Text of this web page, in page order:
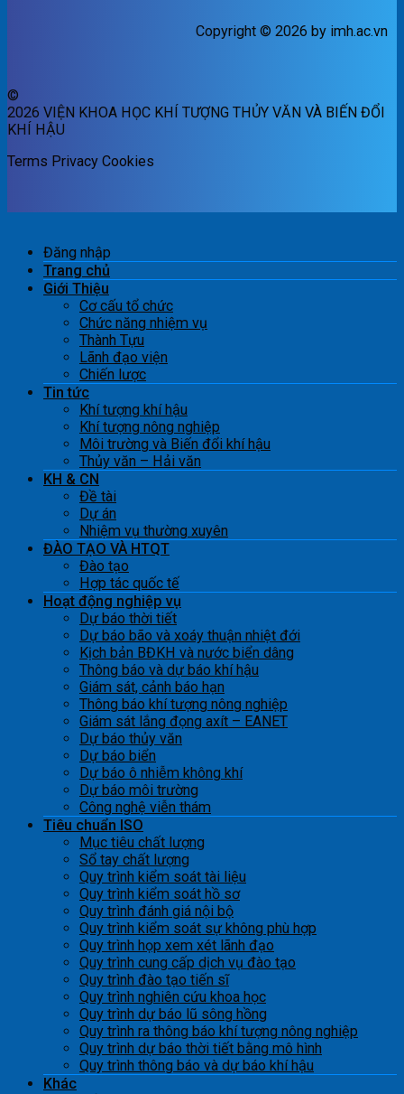
Copyright © 2026 by imh.ac.vn
©
2026 VIỆN KHOA HỌC KHÍ TƯỢNG THỦY VĂN VÀ BIẾN ĐỔI
KHÍ HẬU
Terms Privacy Cookies
Đăng nhập
Trang chủ
Giới Thiệu
Cơ cấu tổ chức
Chức năng nhiệm vụ
Thành Tựu
Lãnh đạo viện
Chiến lược
Tin tức
Khí tượng khí hậu
Khí tượng nông nghiệp
Môi trường và Biến đổi khí hậu
Thủy văn – Hải văn
KH & CN
Đề tài
Dự án
Nhiệm vụ thường xuyên
ĐÀO TẠO VÀ HTQT
Đào tạo
Hợp tác quốc tế
Hoạt động nghiệp vụ
Dự báo thời tiết
Dự báo bão và xoáy thuận nhiệt đới
Kịch bản BĐKH và nước biển dâng
Thông báo và dự báo khí hậu
Giám sát, cảnh báo hạn
Thông báo khí tượng nông nghiệp
Giám sát lắng đọng axít – EANET
Dự báo thủy văn
Dự báo biển
Dự báo ô nhiễm không khí
Dự báo môi trường
Công nghệ viễn thám
Tiêu chuẩn ISO
Mục tiêu chất lượng
Sổ tay chất lượng
Quy trình kiểm soát tài liệu
Quy trình kiểm soát hồ sơ
Quy trình đánh giá nội bộ
Quy trình kiểm soát sự không phù hợp
Quy trình họp xem xét lãnh đạo
Quy trình cung cấp dịch vụ đào tạo
Quy trình đào tạo tiến sĩ
Quy trình nghiên cứu khoa học
Quy trình dự báo lũ sông hồng
Quy trình ra thông báo khí tượng nông nghiệp
Quy trình dự báo thời tiết bằng mô hình
Quy trình thông báo và dự báo khí hậu
Khác